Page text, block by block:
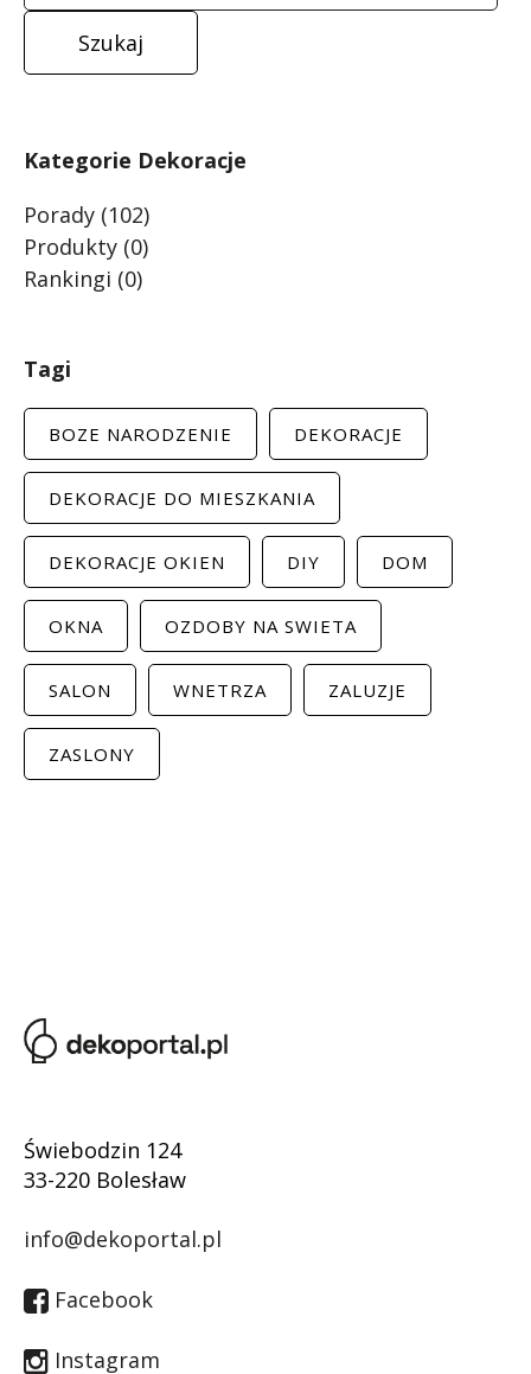
Kategorie Dekoracje
Porady (102)
Produkty (0)
Rankingi (0)
Tagi
BOZE NARODZENIE DEKORACJE
DEKORACJE DO MIESZKANIA
DEKORACJE OKIEN DIY DOM
OKNA OZDOBY NA SWIETA
SALON WNETRZA ZALUZJE
ZASLONY
Świebodzin 124
33-220 Bolesław
info@dekoportal.pl
Facebook
Instagram